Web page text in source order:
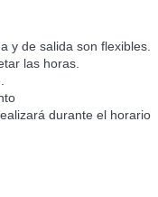
y de salida son flexibles.
las horas.
durante el horario